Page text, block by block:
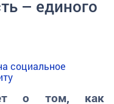
– единого
социальное
о том, как